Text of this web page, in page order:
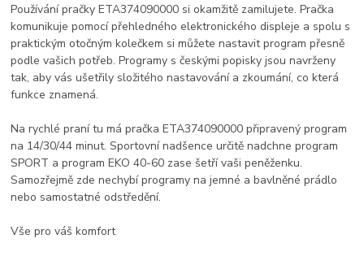
Používání pračky ETA374090000 si okamžitě zamilujete. Pračka
komunikuje pomocí přehledného elektronického displeje a spolu s
praktickým otočným kolečkem si můžete nastavit program přesně
podle vašich potřeb. Programy s českými popisky jsou navrženy
tak, aby vás ušetřily složitého nastavování a zkoumání, co která
funkce znamená.
Na rychlé praní tu má pračka ETA374090000 připravený program
na 14/30/44 minut. Sportovní nadšence určitě nadchne program
SPORT a program EKO 40-60 zase šetří vaši peněženku.
Samozřejmě zde nechybí programy na jemné a bavlněné prádlo
nebo samostatné odstředění.
Vše pro váš komfort